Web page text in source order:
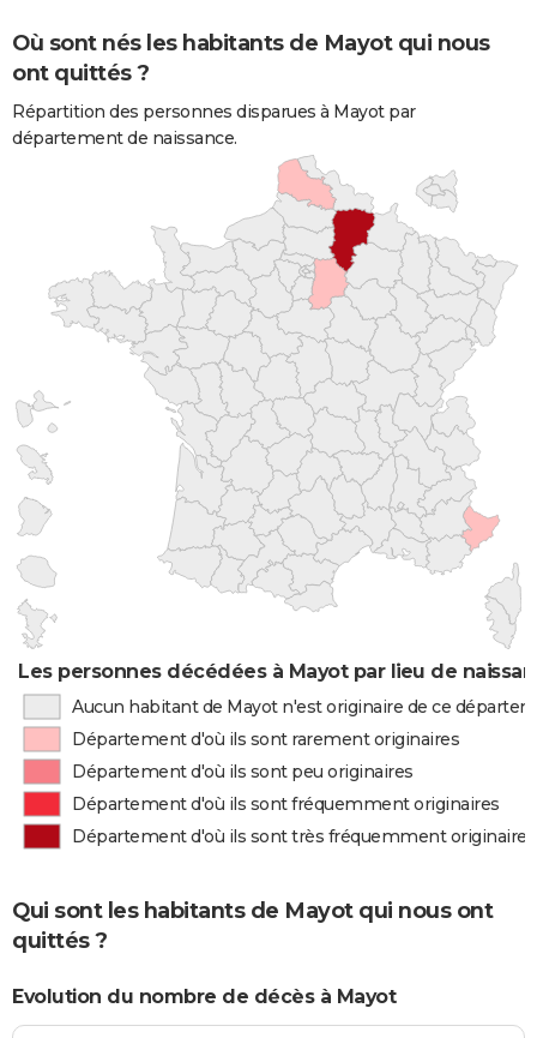
Où sont nés les habitants de Mayot qui nous
ont quittés ?
Répartition des personnes disparues à Mayot par
département de naissance.
Les personnes décédées à Mayot par lieu de
Aucun habitant de Mayot n'est originaire de ce
Département d'où ils sont rarement originaires
Département d'où ils sont peu originaires
Département d'où ils sont fréquemment originaires
Département d'où ils sont très fréquemment originaires
Qui sont les habitants de Mayot qui nous ont
quittés ?
Evolution du nombre de décès à Mayot